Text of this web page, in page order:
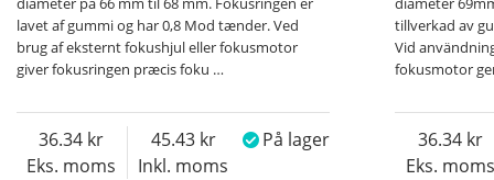
lavet af gummi og har 0,8 Mod tænder. Ved
brug af eksternt fokushjul eller fokusmotor
giver fokusringen præcis foku …
Eks. moms
36.34
Inkl. moms
45.43 På lager
tillverkad av
Vid
fokusmotor
Eks. moms
36.34